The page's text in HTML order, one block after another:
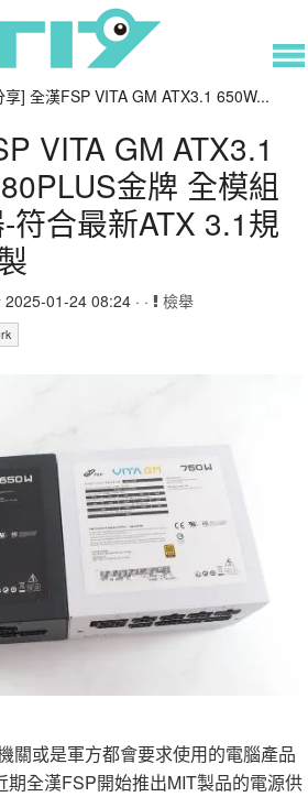
享] 全漢FSP VITA GM ATX3.1 650W...
VITA GM ATX3.1
金牌 全模組
符合最新ATX 3.1規
2025-01-24 08:24 · · 檢舉
關或是軍方都會要求使用的電腦產品
期全漢FSP開始推出MIT製品的電源供